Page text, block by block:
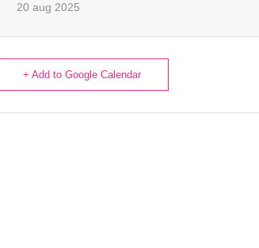
20 aug 2025
+ Add to Google Calendar